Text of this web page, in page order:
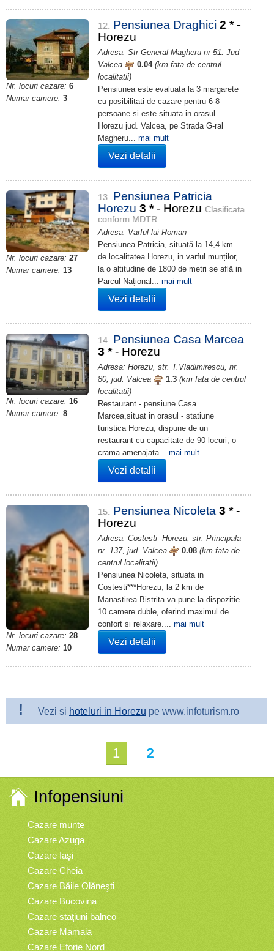
Nr. locuri cazare: 6
Numar camere: 3
12. Pensiunea Draghici 2 * -
Horezu
Adresa: Str General Magheru nr 51. Jud
Valcea
0.04 (km fata de centrul
localitatii)
Pensiunea este evaluata la 3 margarete
cu posibilitati de cazare pentru 6-8
persoane si este situata in orasul
Horezu jud. Valcea, pe Strada G-ral
Magheru... mai mult
Vezi detalii
Nr. locuri cazare: 27
Numar camere: 13
13.
Pensiunea Patricia
Horezu 3 * - Horezu Clasificata
conform MDTR
Adresa: Varful lui Roman
Pensiunea Patricia, situată la 14,4 km
de localitatea Horezu, in varful munților,
la o altitudine de 1800 de metri se află in
Parcul Național... mai mult
Vezi detalii
Nr. locuri cazare: 16
Numar camere: 8
14.
Pensiunea Casa Marcea
3 * - Horezu
Adresa: Horezu, str. T.Vladimirescu, nr.
80, jud. Valcea
1.3 (km fata de centrul
localitatii)
Restaurant - pensiune Casa
Marcea,situat in orasul - statiune
turistica Horezu, dispune de un
restaurant cu capacitate de 90 locuri, o
crama amenajata... mai mult
Vezi detalii
Nr. locuri cazare: 28
Numar camere: 10
15. Pensiunea Nicoleta 3 * -
Horezu
Adresa: Costesti -Horezu, str. Principala
nr. 137, jud. Valcea
0.08 (km fata de
centrul localitatii)
Pensiunea Nicoleta, situata in
Costesti***Horezu, la 2 km de
Manastirea Bistrita va pune la dispozitie
10 camere duble, oferind maximul de
confort si relaxare.... mai mult
Vezi detalii
! Vezi si hoteluri in Horezu pe www.infoturism.ro
1 2
Infopensiuni
Cazare munte
Cazare Azuga
Cazare Iaşi
Cazare Cheia
Cazare Băile Olăneşti
Cazare Bucovina
Cazare staţiuni balneo
Cazare Mamaia
Cazare Eforie Nord